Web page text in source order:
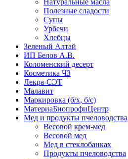
Натуральные масла
Полезные сладости
Супы
Урбечи
Хлебцы
Зеленый Алтай
ИП Белов А.В.
Коломенский десерт
Косметика ЧЗ
Лекра-СЭТ
Малавит
Маркировка (б/х, б/с)
МатериаБиопрофиЦентр
Мед и продукты пчеловодства
Весовой крем-мед
Весовой мед
Мед в стеклобанках
Продукты пчеловодства